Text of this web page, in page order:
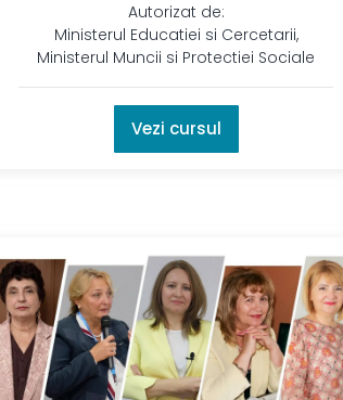
Autorizat de:
Ministerul Educatiei si Cercetarii,
Ministerul Muncii si Protectiei Sociale
Vezi cursul